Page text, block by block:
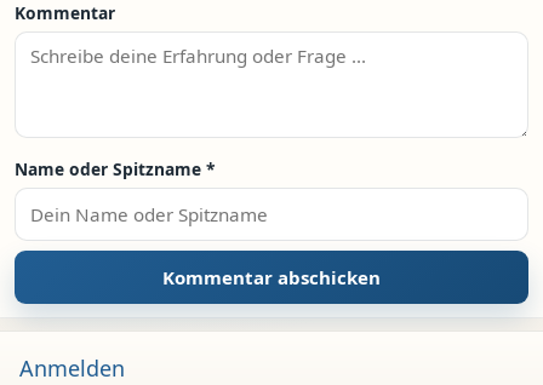
Kommentar
Name oder Spitzname *
Anmelden